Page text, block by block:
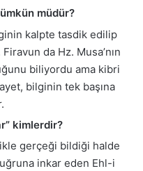
müdür?
kalpte tasdik edilip
da Hz. Musa’nın
biliyordu ama kibri
bilginin tek başına
kimlerdir?
gerçeği bildiği halde
inkar eden Ehl-i